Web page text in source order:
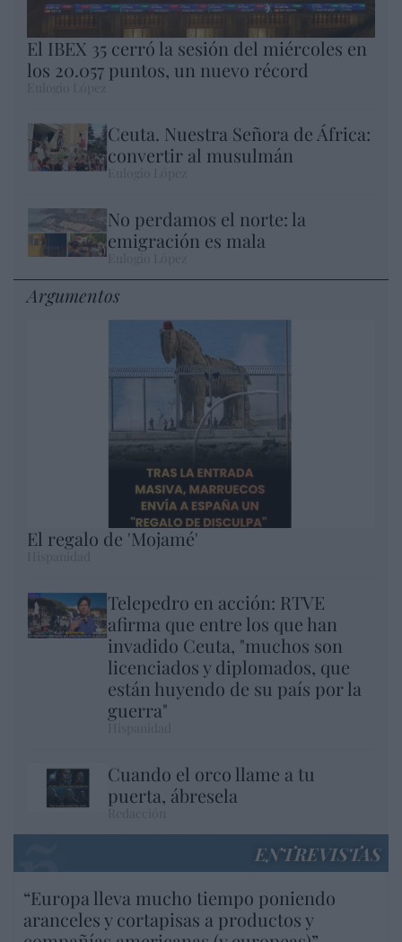
El IBEX 35 cerró la sesión del miércoles en
los 20.057 puntos, un nuevo récord
Ceuta. Nuestra Señora de África:
convertir al musulmán
No perdamos el norte: la
emigración es mala
Argumentos
El regalo de 'Mojamé'
Telepedro en acción: RTVE
afirma que entre los que han
invadido Ceuta, "muchos son
licenciados y diplomados, que
están huyendo de su país por la
guerra"
Cuando el orco llame a tu
puerta, ábresela
ENTREVISTAS
“Europa lleva mucho tiempo poniendo
aranceles y cortapisas a productos y